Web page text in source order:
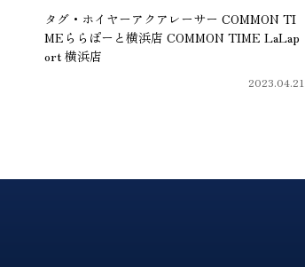
タグ・ホイヤーアクアレーサー COMMON TI
MEららぽーと横浜店 COMMON TIME LaLap
ort 横浜店
2023.04.21